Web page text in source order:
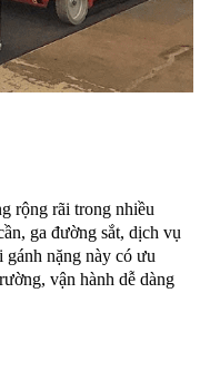
rộng rãi trong nhiều
ga đường sắt, dịch vụ
gánh nặng này có ưu
vận hành dễ dàng